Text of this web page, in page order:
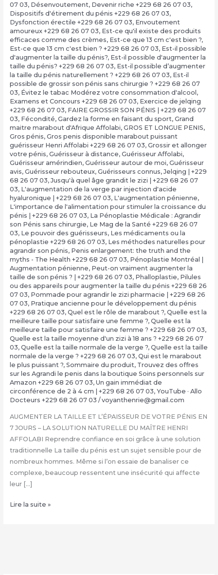
07 03, Désenvoutement, Devenir riche +229 68 26 07 03,
Dispositifs d'étirement du pénis +229 68 26 07 03,
Dysfonction érectile +229 68 26 07 03, Envoutement
amoureux +229 68 26 07 03, Est-ce qu'il existe des produits
efficaces comme des crèmes, Est-ce que 13 cm c'est bien ?,
Est-ce que 13 cm c'est bien ? +229 68 26 07 03, Est-il possible
d'augmenter la taille du pénis?, Est-il possible d'augmenter la
taille du pénis? +229 68 26 07 03, Est-il possible d’augmenter
la taille du pénis naturellement ? +229 68 26 07 03, Est-il
possible de grossir son pénis sans chirurgie ? +229 68 26 07
03, Évitez le tabac Modérez votre consommation d'alcool ,
Examens et Concours +229 68 26 07 03, Exercice de jelqing
+229 68 26 07 03, FAIRE GROSSIR SON PÉNIS | +229 68 26 07
03, Fécondité, Gardez la forme en faisant du sport, Grand
maitre marabout d'Afrique Affolabi, GROS ET LONGUE PENIS,
Gros pénis, Gros penis disponible marabout puissant
guérisseur Henri Affolabi +229 68 26 07 03, Grossir et allonger
votre pénis, Guérisseur à distance, Guérisseur Affolabi,
Guérisseur amérindien, Guérisseur autour de moi, Guérisseur
avis, Guérisseur rebouteux, Guérisseurs connus, Jelqing | +229
68 26 07 03, Jusqu'à quel âge grandit le zizi | +229 68 26 07
03, L'augmentation de la verge par injection d'acide
hyaluronique | +229 68 26 07 03, L'augmentation pénienne,
L'importance de l'alimentation pour stimuler la croissance du
pénis | +229 68 26 07 03, La Pénoplastie Médicale : Agrandir
son Pénis sans chirurgie, Le Mag de la Santé +229 68 26 07
03, Le pouvoir des guérisseurs, Les médicaments ou la
pénoplastie +229 68 26 07 03, Les méthodes naturelles pour
agrandir son pénis, Penis enlargement: the truth and the
myths - The Health +229 68 26 07 03, Pénoplastie Montréal |
Augmentation pénienne, Peut-on vraiment augmenter la
taille de son pénis ? | +229 68 26 07 03, Phalloplastie, Pilules
ou des appareils pour augmenter la taille du pénis +229 68 26
07 03, Pommade pour agrandir le zizi pharmacie | +229 68 26
07 03, Pratique ancienne pour le développement du pénis
+229 68 26 07 03, Quel est le rôle de marabout ?, Quelle est la
meilleure taille pour satisfaire une femme ?, Quelle est la
meilleure taille pour satisfaire une femme ? +229 68 26 07 03,
Quelle est la taille moyenne d'un zizi à 18 ans ? +229 68 26 07
03, Quelle est la taille normale de la verge ?, Quelle est la taille
normale de la verge ? +229 68 26 07 03, Qui est le marabout
le plus puissant ?, Sommaire du produit, Trouvez des offres
sur les Agrandi le penis dans la boutique Soins personnels sur
Amazon +229 68 26 07 03, Un gain immédiat de
circonférence de 2 à 4 cm | +229 68 26 07 03, YouTube · Allo
Docteurs +229 68 26 07 03 /voyanthenrie@gmail.com
AUGMENTER LA TAILLE ET L’ÉPAISSEUR DE VOTRE PÉNIS EN
7 JOURS – LA SOLUTION NATURELLE DU MAÎTRE HENRI
AFFOLABI Reprendre confiance en soi grâce à une solution
traditionnelle La taille du pénis est un sujet sensible pour de
nombreux hommes. Même si l’on essaie de banaliser ce
complexe, beaucoup ressentent une insécurité qui affecte
leur […]
COMMENT
Lire la suite »